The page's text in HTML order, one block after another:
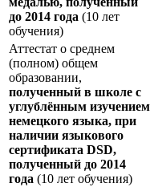
до 2014 года (10 лет
обучения)
Аттестат о среднем
(полном) общем
образовании,
полученный в школе с
углублённым изучением
немецкого языка, при
наличии языкового
сертификата DSD,
полученный до 2014
года (10 лет обучения)